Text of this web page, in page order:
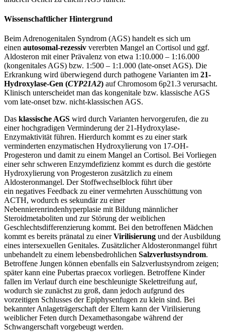
Wissenschaftlicher Hintergrund
Beim Adrenogenitalen Syndrom (AGS) handelt es sich um
einen autosomal-rezessiv vererbten Mangel an Cortisol und ggf.
Aldosteron mit einer Prävalenz von etwa 1:10.000 – 1:16.000
(kongenitales AGS) bzw. 1:500 – 1:1.000 (late-onset AGS). Die
Erkrankung wird überwiegend durch pathogene Varianten im 21-
Hydroxylase-Gen (CYP21A2) auf Chromosom 6p21.3 verursacht.
Klinisch unterscheidet man das kongenitale bzw. klassische AGS
vom late-onset bzw. nicht-klassischen AGS.
Das klassische AGS wird durch Varianten hervorgerufen, die zu
einer hochgradigen Verminderung der 21-Hydroxylase-
Enzymaktivität führen. Hierdurch kommt es zu einer stark
verminderten enzymatischen Hydroxylierung von 17-OH-
Progesteron und damit zu einem Mangel an Cortisol. Bei Vorliegen
einer sehr schweren Enzymdefizienz kommt es durch die gestörte
Hydroxylierung von Progesteron zusätzlich zu einem
Aldosteronmangel. Der Stoffwechselblock führt über
ein negatives Feedback zu einer vermehrten Ausschüttung von
ACTH, wodurch es sekundär zu einer
Nebennierenrindenhyperplasie mit Bildung männlicher
Steroidmetaboliten und zur Störung der weiblichen
Geschlechtsdifferenzierung kommt. Bei den betroffenen Mädchen
kommt es bereits pränatal zu einerVirilisierung und der Ausbildung
eines intersexuellen Genitales. Zusätzlicher Aldosteronmangel führt
unbehandelt zu einem lebensbedrohlichen Salzverlustsyndrom.
Betroffene Jungen können ebenfalls ein Salzverlustsyndrom zeigen;
später kann eine Pubertas praecox vorliegen. Betroffene Kinder
fallen im Verlauf durch eine beschleunigte Skelettreifung auf,
wodurch sie zunächst zu groß, dann jedoch aufgrund des
vorzeitigen Schlusses der Epiphysenfugen zu klein sind. Bei
bekannter Anlageträgerschaft der Eltern kann der Virilisierung
weiblicher Feten durch Dexamethasongabe während der
Schwangerschaft vorgebeugt werden.